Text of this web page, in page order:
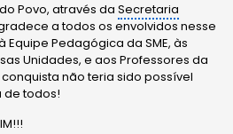
Povo, através daSecretaria
a todos os envolvidos nesse
Pedagógica da SME, às
Unidades, e aos Professores da
não teria sido possível
de todos!